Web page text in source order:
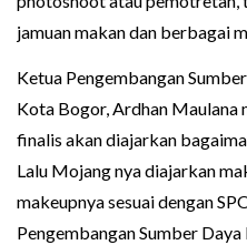
jamuan makan dan berbagai
Ketua Pengembangan
Kota Bogor, Ardhan Maulana
finalis akan diajarkan
Lalu Mojang nya diajarkan
makeupnya sesuai dengan
Pengembangan Sumber